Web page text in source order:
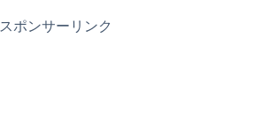
スポンサーリンク